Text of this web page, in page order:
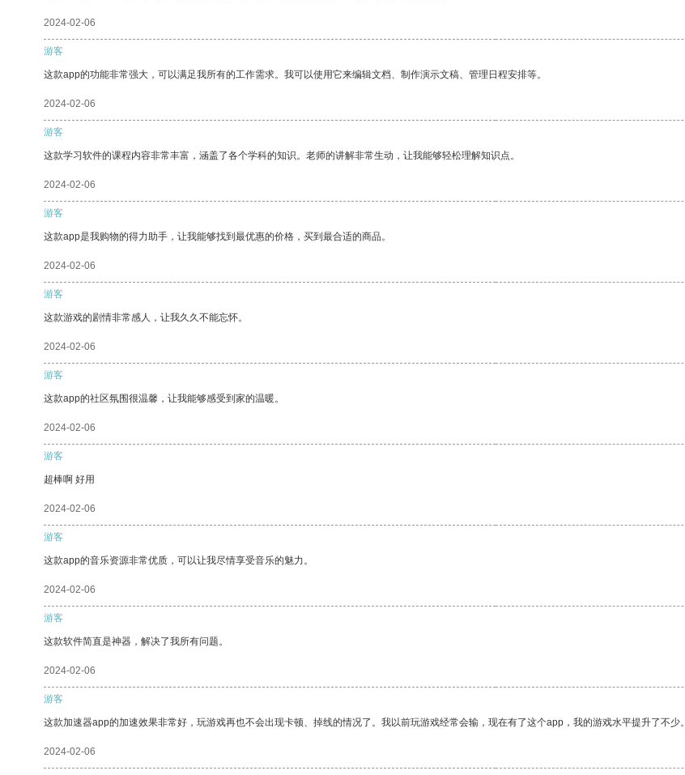
2024-02-06
游客
这款app的功能非常强大，可以满足我所有的工作需求。我可以使用它来编辑文档、制作演示文稿、管理日程安排等。
2024-02-06
游客
这款学习软件的课程内容非常丰富，涵盖了各个学科的知识。老师的讲解非常生动，让我能够轻松理解知识点。
2024-02-06
游客
这款app是我购物的得力助手，让我能够找到最优惠的价格，买到最合适的商品。
2024-02-06
游客
这款游戏的剧情非常感人，让我久久不能忘怀。
2024-02-06
游客
这款app的社区氛围很温馨，让我能够感受到家的温暖。
2024-02-06
游客
超棒啊 好用
2024-02-06
游客
这款app的音乐资源非常优质，可以让我尽情享受音乐的魅力。
2024-02-06
游客
这款软件简直是神器，解决了我所有问题。
2024-02-06
游客
这款加速器app的加速效果非常好，玩游戏再也不会出现卡顿、掉线的情况了。我以前玩游戏经常会输，现在有了这个app，我的游戏水平提升了不少。
2024-02-06